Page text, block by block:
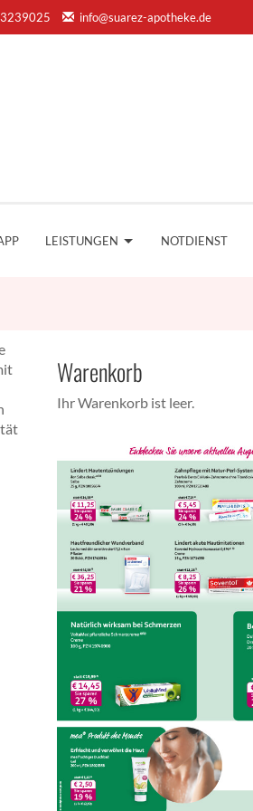
info@suarez-apotheke.de
LEISTUNGEN NOTDIENST
Warenkorb
Ihr Warenkorb ist leer.